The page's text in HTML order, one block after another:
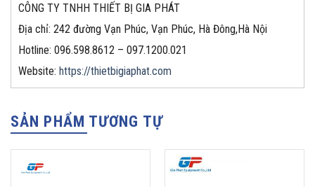
CÔNG TY TNHH THIẾT BỊ GIA PHÁT
Địa chỉ: 242 đường Vạn Phúc, Vạn Phúc, Hà Đông,Hà Nội
Hotline: 096.598.8612 – 097.1200.021
Website: https://thietbigiaphat.com
SẢN PHẨM TƯƠNG TỰ